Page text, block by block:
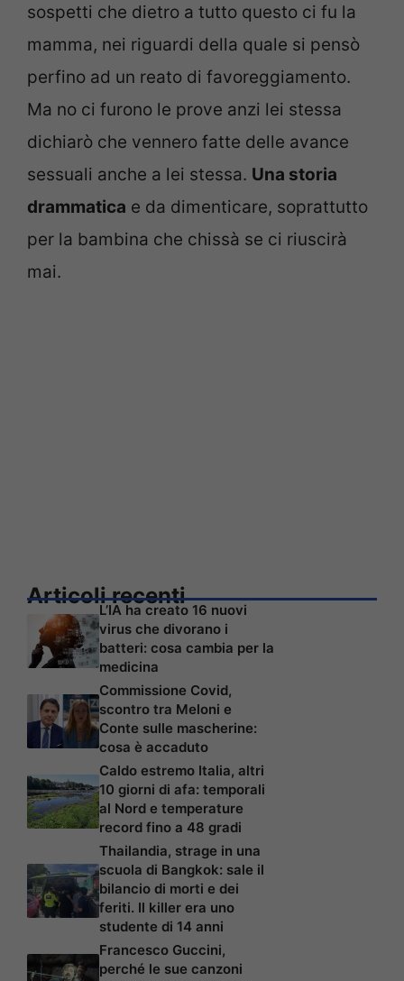
sospetti che dietro a tutto questo ci fu la
mamma, nei riguardi della quale si pensò
perfino ad un reato di favoreggiamento.
Ma no ci furono le prove anzi lei stessa
dichiarò che vennero fatte delle avance
sessuali anche a lei stessa. Una storia
drammatica e da dimenticare, soprattutto
per la bambina che chissà se ci riuscirà
mai.
Articoli recenti
L’IA ha creato 16 nuovi
virus che divorano i
batteri: cosa cambia per la
medicina
Commissione Covid,
scontro tra Meloni e
Conte sulle mascherine:
cosa è accaduto
Caldo estremo Italia, altri
10 giorni di afa: temporali
al Nord e temperature
record fino a 48 gradi
Thailandia, strage in una
scuola di Bangkok: sale il
bilancio di morti e dei
feriti. Il killer era uno
studente di 14 anni
Francesco Guccini,
perché le sue canzoni